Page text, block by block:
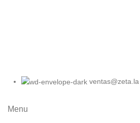
ventas@zeta.la
Menu